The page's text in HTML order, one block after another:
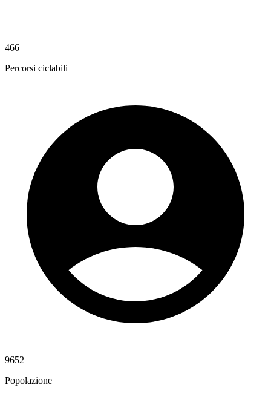
466
Percorsi ciclabili
9652
Popolazione